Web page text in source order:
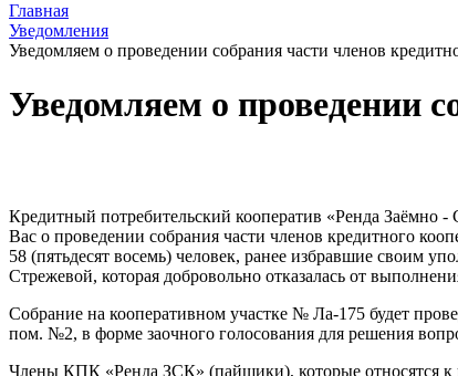
Главная
Уведомления
Уведомляем о проведении собрания части членов
Уведомляем о проведении
Кредитный потребительский кооператив «Ренда Заёмно
Вас о проведении собрания части членов кредитного
58 (пятьдесят восемь) человек, ранее избравшие своим
Стрежевой, которая добровольно отказалась от
Собрание на кооперативном участке № Ла-175 будет
пом. №2, в форме заочного голосования для решения
Члены КПК «Ренда ЗСК» (пайщики), которые относятся к